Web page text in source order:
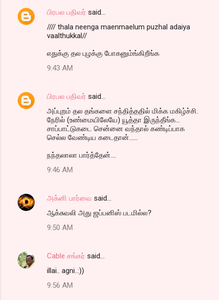
பிரபல பதிவர் said…
//// thala neenga maenmaelum puzhal adaiya
vaalthukkal//
எதுக்கு தல புழக்கு போகனும்ங்கிறீங்க‌
9:43 AM
பிரபல பதிவர் said…
அப்புறம் தல தங்களை சந்தித்ததில் மிக்க மகிழ்ச்சி.
நேரில் (உண்மையிலேயே) யூத்தா இருந்தீங்க...
சாப்பாட்டுகடை சென்னை வந்தால் கண்டிப்பாக
செல்ல வேண்டிய கடைதான்......
நந்தலாலா பார்த்தேன்....
9:46 AM
அக்னி பார்வை said…
ஆக்சுவலி அது ஜப்பனிஸ் படமில்ல?
9:50 AM
Cable சங்கர் said…
illai.. agni..:))
9:56 AM